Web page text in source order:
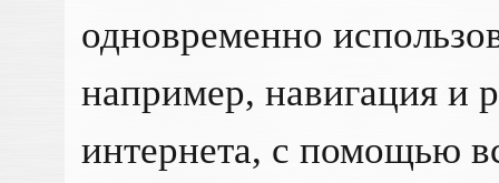
одновременно
например, навигация и
интернета, с помощью